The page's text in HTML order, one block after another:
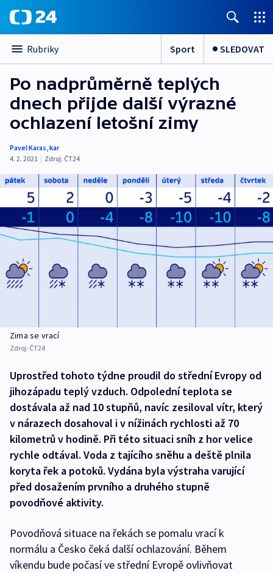
Rubriky Sport SLEDOVAT
Po nadprůměrně teplých
dnech přijde další výrazné
ochlazení letošní zimy
Pavel Karas,kar
4. 2. 2021 | Zdroj: ČT24
Zima se vrací
Zdroj: ČT24
Uprostřed tohoto týdne proudil do střední Evropy od
jihozápadu teplý vzduch. Odpolední teplota se
dostávala až nad 10 stupňů, navíc zesiloval vítr, který
v nárazech dosahoval i v nížinách rychlosti až 70
kilometrů v hodině. Při této situaci sníh z hor velice
rychle odtával. Voda z tajícího sněhu a deště plnila
koryta řek a potoků. Vydána byla výstraha varující
před dosažením prvního a druhého stupně
povodňové aktivity.
Povodňová situace na řekách se pomalu vrací k
normálu a Česko čeká další ochlazování. Během
víkendu bude počasí ve střední Evropě ovlivňovat